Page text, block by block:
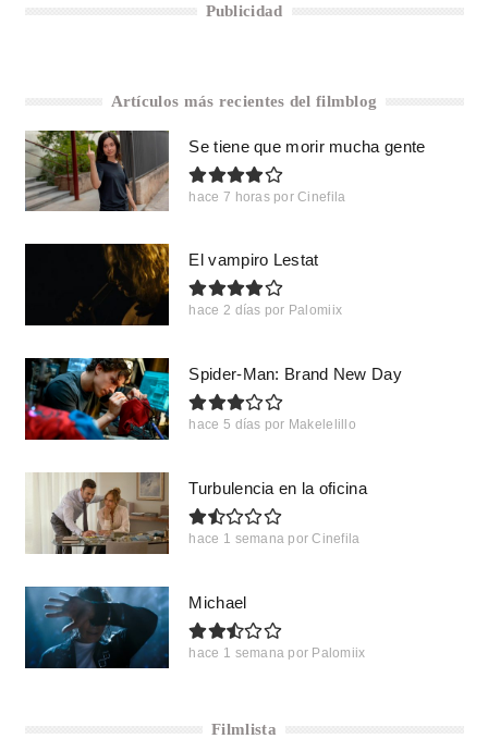
Publicidad
Artículos más recientes del filmblog
Se tiene que morir mucha gente
hace 7 horas por Cinefila
El vampiro Lestat
hace 2 días por Palomiix
Spider-Man: Brand New Day
hace 5 días por Makelelillo
Turbulencia en la oficina
hace 1 semana por Cinefila
Michael
hace 1 semana por Palomiix
Filmlista